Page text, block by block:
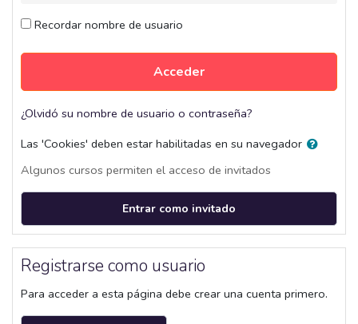
Recordar nombre de usuario
Acceder
¿Olvidó su nombre de usuario o contraseña?
Las 'Cookies' deben estar habilitadas en su navegador
Algunos cursos permiten el acceso de invitados
Entrar como invitado
Registrarse como usuario
Para acceder a esta página debe crear una cuenta primero.